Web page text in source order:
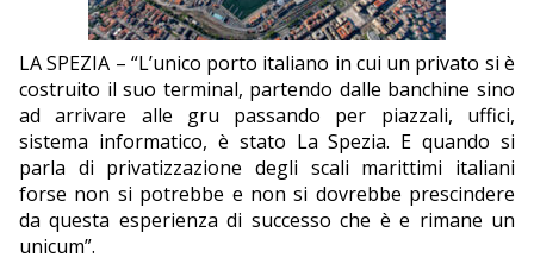
EDITORIALI
LA SPEZIA – “L’unico porto italiano in cui un privato si è
costruito il suo terminal, partendo dalle banchine sino
ad arrivare alle gru passando per piazzali, uffici,
sistema informatico, è stato La Spezia. E quando si
parla di privatizzazione degli scali marittimi italiani
forse non si potrebbe e non si dovrebbe prescindere
da questa esperienza di successo che è e rimane un
unicum”.